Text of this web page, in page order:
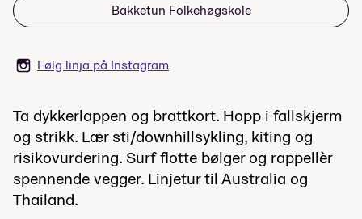
Bakketun Folkehøgskole
Følg linja på Instagram
Ta dykkerlappen og brattkort. Hopp i fallskjerm
og strikk. Lær sti/downhillsykling, kiting og
risikovurdering. Surf flotte bølger og rappellèr
spennende vegger. Linjetur til Australia og
Thailand.